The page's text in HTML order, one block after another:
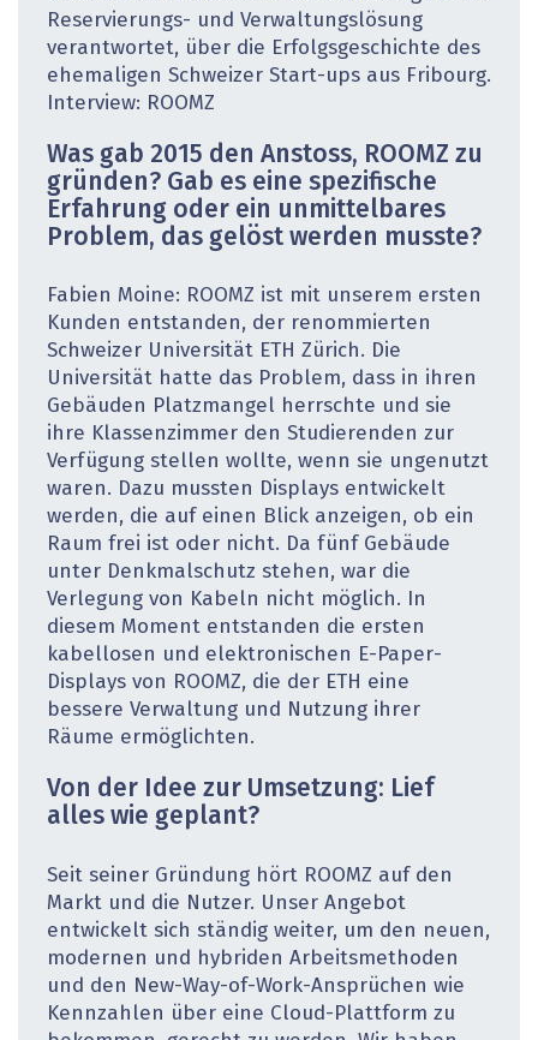
Reservierungs- und Verwaltungslösung
verantwortet, über die Erfolgsgeschichte des
ehemaligen Schweizer Start-ups aus Fribourg.
Interview: ROOMZ
Was gab 2015 den Anstoss, ROOMZ zu
gründen? Gab es eine spezifische
Erfahrung oder ein unmittelbares
Problem, das gelöst werden musste?
Fabien Moine: ROOMZ ist mit unserem ersten
Kunden entstanden, der renommierten
Schweizer Universität ETH Zürich. Die
Universität hatte das Problem, dass in ihren
Gebäuden Platzmangel herrschte und sie
ihre Klassenzimmer den Studierenden zur
Verfügung stellen wollte, wenn sie ungenutzt
waren. Dazu mussten Displays entwickelt
werden, die auf einen Blick anzeigen, ob ein
Raum frei ist oder nicht. Da fünf Gebäude
unter Denkmalschutz stehen, war die
Verlegung von Kabeln nicht möglich. In
diesem Moment entstanden die ersten
kabellosen und elektronischen E-Paper-
Displays von ROOMZ, die der ETH eine
bessere Verwaltung und Nutzung ihrer
Räume ermöglichten.
Von der Idee zur Umsetzung: Lief
alles wie geplant?
Seit seiner Gründung hört ROOMZ auf den
Markt und die Nutzer. Unser Angebot
entwickelt sich ständig weiter, um den neuen,
modernen und hybriden Arbeitsmethoden
und den New-Way-of-Work-Ansprüchen wie
Kennzahlen über eine Cloud-Plattform zu